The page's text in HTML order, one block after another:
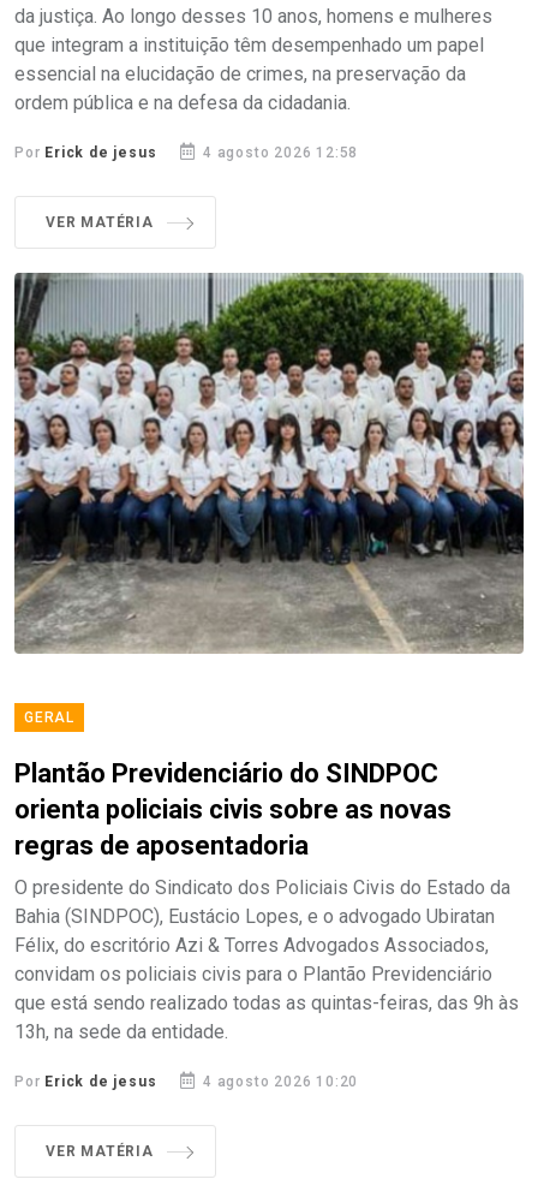
da justiça. Ao longo desses 10 anos, homens e mulheres
que integram a instituição têm desempenhado um papel
essencial na elucidação de crimes, na preservação da
ordem pública e na defesa da cidadania.
Por Erick de jesus 4 agosto 2026 12:58
VER MATÉRIA
GERAL
Plantão Previdenciário do SINDPOC
orienta policiais civis sobre as novas
regras de aposentadoria
O presidente do Sindicato dos Policiais Civis do Estado da
Bahia (SINDPOC), Eustácio Lopes, e o advogado Ubiratan
Félix, do escritório Azi & Torres Advogados Associados,
convidam os policiais civis para o Plantão Previdenciário
que está sendo realizado todas as quintas-feiras, das 9h às
13h, na sede da entidade.
Por Erick de jesus 4 agosto 2026 10:20
VER MATÉRIA